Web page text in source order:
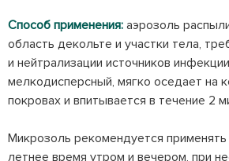
Способ применения: аэрозоль
область декольте и участки тела,
и нейтрализации источников
мелкодисперсный, мягко оседает на
покровах и впитывается в течение 2
Микрозоль рекомендуется
летнее время утром и вечером, при